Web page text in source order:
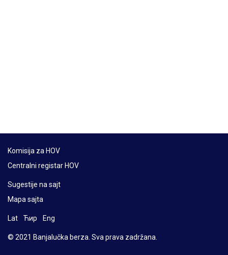
Komisija za HOV
Centralni registar HOV
Sugestije na sajt
Mapa sajta
Lat Ћир Eng
© 2021 Banjalučka berza. Sva prava zadržana.